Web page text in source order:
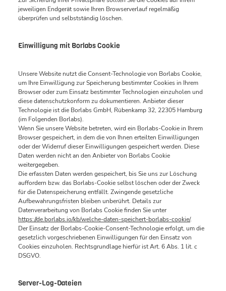
jeweiligen Endgerät sowie Ihren Browserverlauf regelmäßig
überprüfen und selbstständig löschen.
Einwilligung mit Borlabs Cookie
Unsere Website nutzt die Consent-Technologie von Borlabs Cookie,
um Ihre Einwilligung zur Speicherung bestimmter Cookies in Ihrem
Browser oder zum Einsatz bestimmter Technologien einzuholen und
diese datenschutzkonform zu dokumentieren. Anbieter dieser
Technologie ist die Borlabs GmbH, Rübenkamp 32, 22305 Hamburg
(im Folgenden Borlabs).
Wenn Sie unsere Website betreten, wird ein Borlabs-Cookie in Ihrem
Browser gespeichert, in dem die von Ihnen erteilten Einwilligungen
oder der Widerruf dieser Einwilligungen gespeichert werden. Diese
Daten werden nicht an den Anbieter von Borlabs Cookie
weitergegeben.
Die erfassten Daten werden gespeichert, bis Sie uns zur Löschung
auffordern bzw. das Borlabs-Cookie selbst löschen oder der Zweck
für die Datenspeicherung entfällt. Zwingende gesetzliche
Aufbewahrungsfristen bleiben unberührt. Details zur
Datenverarbeitung von Borlabs Cookie finden Sie unter
https://de.borlabs.io/kb/welche-daten-speichert-borlabs-cookie/.
Der Einsatz der Borlabs-Cookie-Consent-Technologie erfolgt, um die
gesetzlich vorgeschriebenen Einwilligungen für den Einsatz von
Cookies einzuholen. Rechtsgrundlage hierfür ist Art. 6 Abs. 1 lit. c
DSGVO.
Server-Log-Dateien